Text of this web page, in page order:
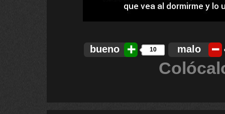
bueno 10 malo